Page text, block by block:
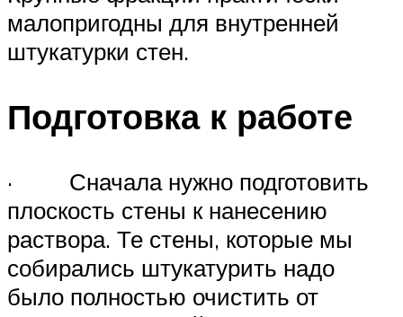
малопригодны для внутренней
штукатурки стен.
Подготовка к работе
· Сначала нужно подготовить
плоскость стены к нанесению
раствора. Те стены, которые мы
собирались штукатурить надо
было полностью очистить от